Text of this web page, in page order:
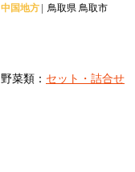
中国地方 鳥取県 鳥取市
野菜類： セット・詰合せ